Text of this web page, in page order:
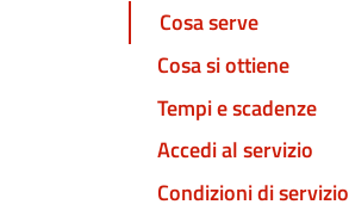
Cosa serve
Cosa si ottiene
Tempi e scadenze
Accedi al servizio
Condizioni di servizio